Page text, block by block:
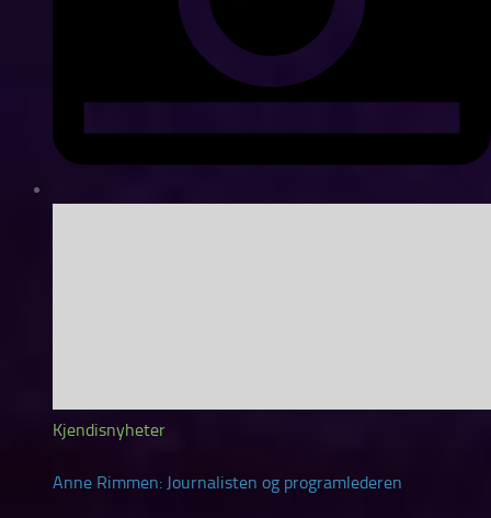
Kjendisnyheter
Anne Rimmen: Journalisten og programlederen